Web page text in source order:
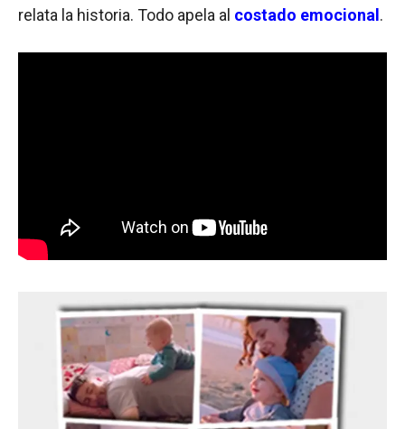
relata la historia. Todo apela al costado emocional .